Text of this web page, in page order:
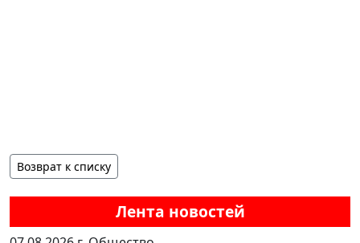
Лента новостей
Возврат к списку